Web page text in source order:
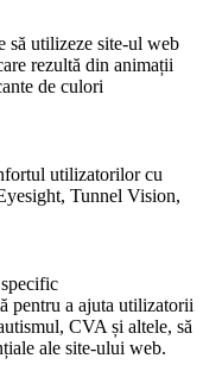
să utilizeze site-ul web
rezultă din animații
de culori
utilizatorilor cu
Tunnel Vision,
pentru a ajuta utilizatorii
CVA și altele, să
ale site-ului web.